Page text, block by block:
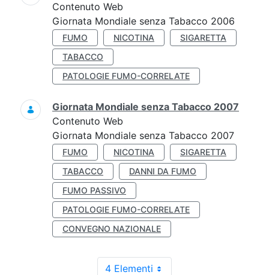
Contenuto Web
Giornata Mondiale senza Tabacco 2006
FUMO NICOTINA
SIGARETTA
TABACCO
PATOLOGIE FUMO-CORRELATE
Giornata Mondiale senza Tabacco 2007
Contenuto Web
Giornata Mondiale senza Tabacco 2007
FUMO NICOTINA
SIGARETTA
TABACCO
DANNI DA FUMO
FUMO PASSIVO
PATOLOGIE FUMO-CORRELATE
CONVEGNO NAZIONALE
4 Elementi